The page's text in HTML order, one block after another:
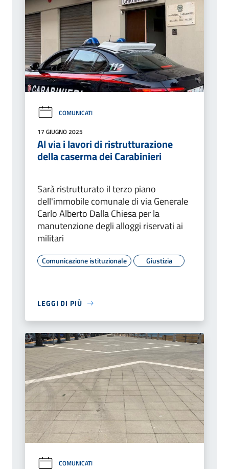
COMUNICATI
17 GIUGNO 2025
Al via i lavori di ristrutturazione
della caserma dei Carabinieri
Sarà ristrutturato il terzo piano
dell'immobile comunale di via Generale
Carlo Alberto Dalla Chiesa per la
manutenzione degli alloggi riservati ai
militari
Comunicazione istituzionale Giustizia
LEGGI DI PIÙ
COMUNICATI